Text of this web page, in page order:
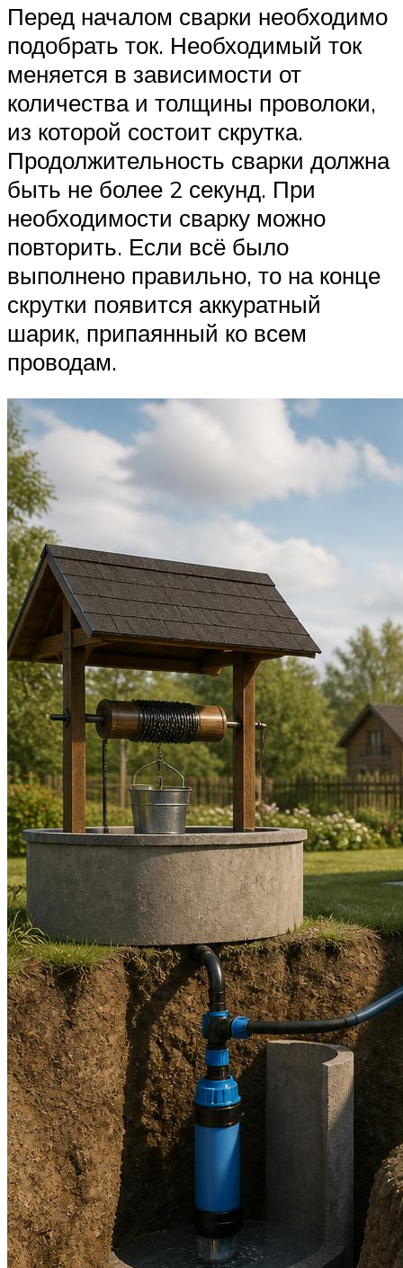
Перед началом сварки необходимо
подобрать ток. Необходимый ток
меняется в зависимости от
количества и толщины проволоки,
из которой состоит скрутка.
Продолжительность сварки должна
быть не более 2 секунд. При
необходимости сварку можно
повторить. Если всё было
выполнено правильно, то на конце
скрутки появится аккуратный
шарик, припаянный ко всем
проводам.